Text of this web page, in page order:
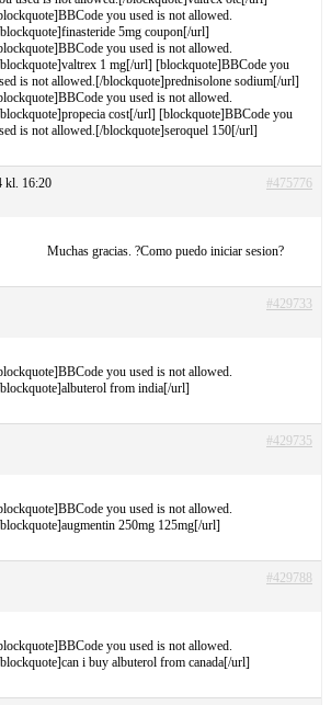
you used is not allowed.
5mg coupon[/url]
you used is not allowed.
1 mg[/url] [blockquote]BBCode you
is not allowed.[/blockquote]prednisolone sodium[/url]
you used is not allowed.
cost[/url] [blockquote]BBCode you
is not allowed.[/blockquote]seroquel 150[/url]
kl. 16:20 #475776
Muchas gracias. ?Como puedo iniciar sesion?
#429733
you used is not allowed.
from india[/url]
#429735
you used is not allowed.
250mg 125mg[/url]
#429788
you used is not allowed.
i buy albuterol from canada[/url]